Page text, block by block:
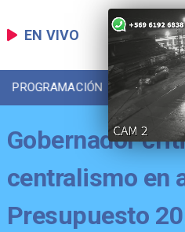
EN VIVO
PROGRAMACIÓN
Gobernador
centralismo en
Presupuesto